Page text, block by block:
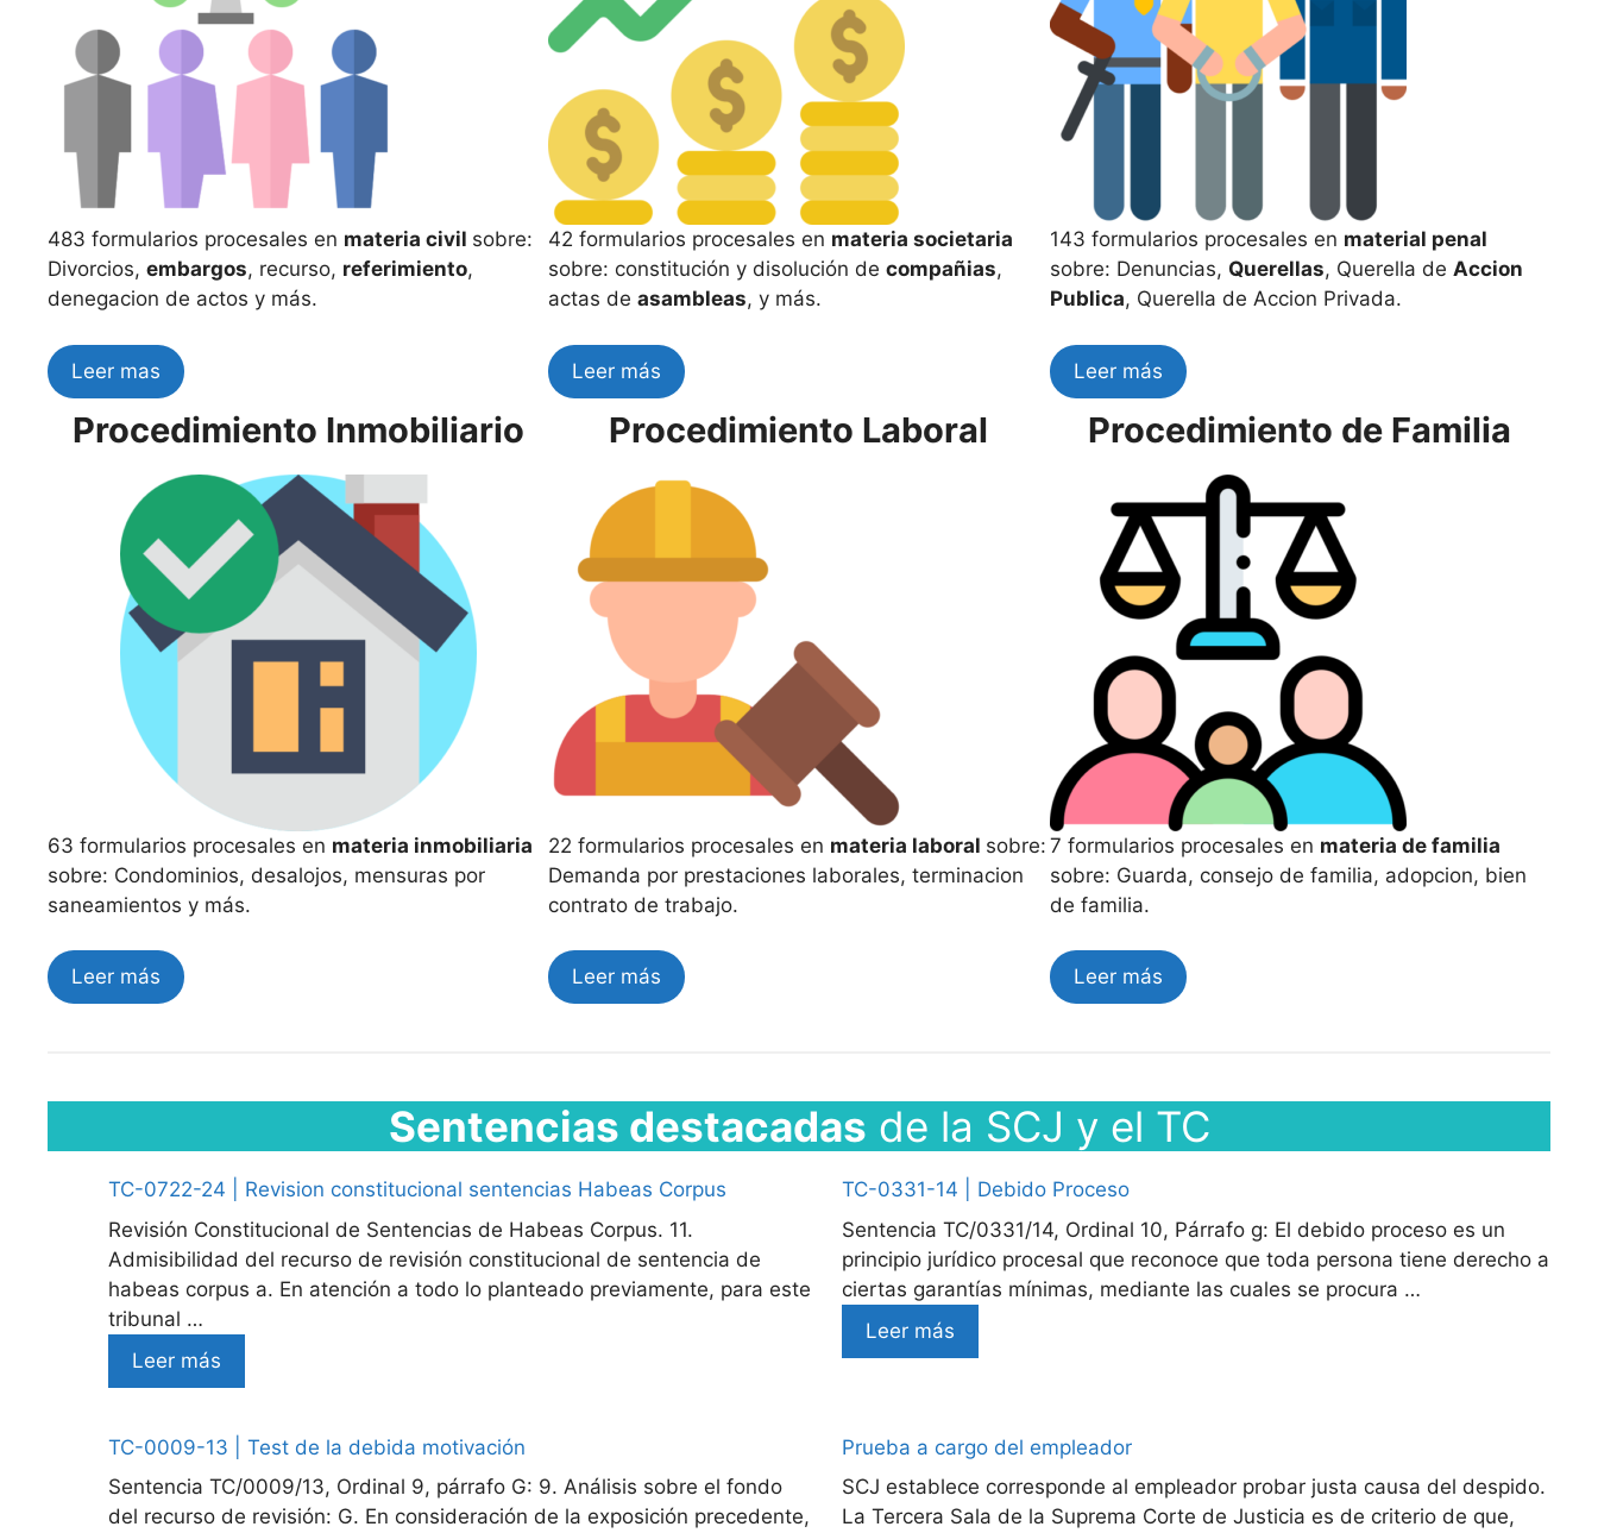
483 formularios procesales en materia civil sobre:
Divorcios, embargos, recurso, referimiento,
denegacion de actos y más.
Leer mas
42 formularios procesales en materia societaria
sobre: constitución y disolución decompañias,
actas deasambleas, y más.
Leer más
143 formularios procesales en material penal
sobre: Denuncias, Querellas, Querella de Accion
Publica, Querella de Accion Privada.
Leer más
Procedimiento Inmobiliario
63 formularios procesales en materia inmobiliaria
sobre: Condominios, desalojos, mensuras por
saneamientos y más.
Leer más
Procedimiento Laboral
22 formularios procesales en materia laboral sobre:
Demanda por prestaciones laborales, terminacion
contrato de trabajo.
Leer más
Procedimiento de Familia
7 formularios procesales en materia de familia
sobre: Guarda, consejo de familia, adopcion, bien
de familia.
Leer más
Sentencias destacadas de la SCJ y el TC
TC-0722-24 | Revision constitucional sentencias Habeas Corpus
Revisión Constitucional de Sentencias de Habeas Corpus. 11.
Admisibilidad del recurso de revisión constitucional de sentencia de
habeas corpus a. En atención a todo lo planteado previamente, para este
tribunal …
Leer más
TC-0331-14 | Debido Proceso
Sentencia TC/0331/14, Ordinal 10, Párrafo g: El debido proceso es un
principio jurídico procesal que reconoce que toda persona tiene derecho a
ciertas garantías mínimas, mediante las cuales se procura …
Leer más
TC-0009-13 | Test de la debida motivación
Sentencia TC/0009/13, Ordinal 9, párrafo G: 9. Análisis sobre el fondo
del recurso de revisión: G. En consideración de la exposición precedente,
Prueba a cargo del empleador
SCJ establece corresponde al empleador probar justa causa del despido.
La Tercera Sala de la Suprema Corte de Justicia es de criterio de que,